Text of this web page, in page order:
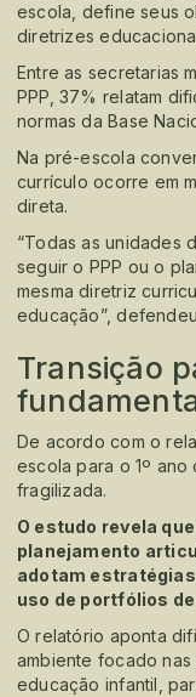
escola, define seus
diretrizes
Entre as secretarias
PPP, 37% relatam
normas da Base
Na pré-escola
currículo ocorre em
direta.
“Todas as unidades
seguir o PPP ou o
mesma diretriz
educação”,
Transição
De acordo com o
escola para o 1º ano
fragilizada.
O estudo revela
planejamento
adotam
uso de portfólios
O relatório aponta
ambiente focado
educação infantil,